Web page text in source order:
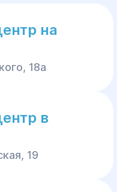
на
18а
в
19